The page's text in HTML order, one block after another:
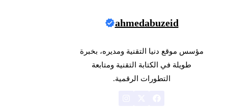
ahmedabuzeid
مؤسس موقع دنيا التقنية ومديره، بخبرة
طويلة في الكتابة التقنية ومتابعة
التطورات الرقمية.